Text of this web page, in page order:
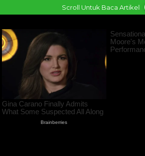
to
Scroll Untuk Baca Artikel